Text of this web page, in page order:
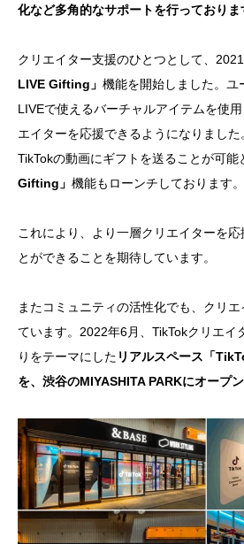
化など多角的なサポートを行っておりま
クリエイター支援のひとつとして、
LIVE Gifting」 機能を開始しました。ユ
LIVEで使えるバーチャルアイテムを使
エイターを応援できるようになりました
TikTokの動画にギフトを送ることが可能
Gifting」 機能もローンチしております。
これにより、より一層クリエイターを
とができることを期待しています。
またコミュニティの活性化でも、クリ
ています。2022年6月、TikTokクリエイ
りをテーマにした リアルスペース「
を、渋谷のMIYASHITA PARKにオープン